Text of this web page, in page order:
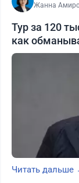
Жанна
Тур за 120
как
Читать дальше